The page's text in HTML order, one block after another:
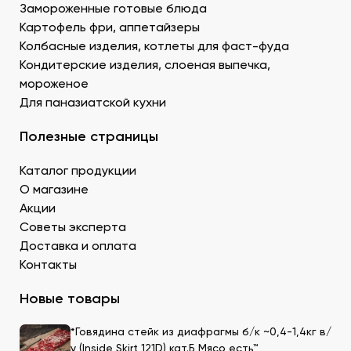
Муку темпура. Смесь пшеничной и рисовой муки с
крахмалом для золотистой корочки. Можно
заказать премиальный мучной продукт для суши в
Водоросли. Комбу, нори – качественные продукты
для суши в ДНР с быстрой доставкой.
Икру масаго, тобико. Свежайшие продукты для
Белый и черный кунжут. Придает блюду ореховые
суши оптом – кунжутные семена в разной
расфасовке. Используются для создания
вкусового оттенка и декорирования.
Соевый соус. Приготовленный по классическому
приобрести оптовой партией в нашей компании.
Преимущества заказа в СтриПсБери
Замороженные готовые блюда
Картофель фри, аппетайзеры
Колбасные изделия, котлеты для фаст-фуда
Кондитерские изделия, слоеная выпечка,
мороженое
Для паназиатской кухни
Полезные страницы
Каталог продукции
О магазине
Акции
Советы эксперта
Доставка и оплата
Контакты
Новые товары
*Говядина стейк из диафрагмы б/к ~0,4-1,4кг в/